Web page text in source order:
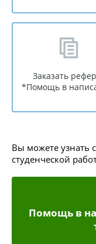
Заказать
*Помощь в
Вы можете узнать
студенческой
Помощь в